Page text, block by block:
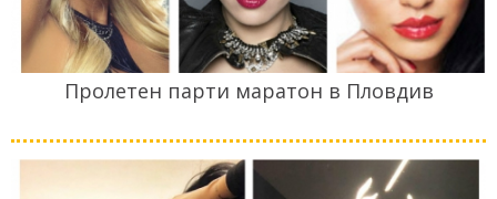
Пролетен парти маратон в Пловдив